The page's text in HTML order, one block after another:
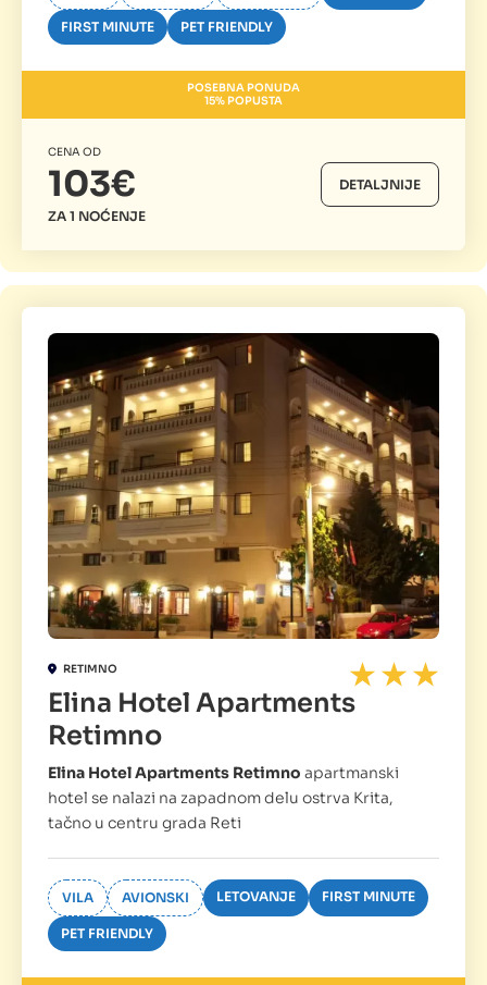
FIRST MINUTE PET FRIENDLY
POSEBNA PONUDA
15% POPUSTA
CENA OD
103€
ZA 1 NOĆENJE
DETALJNIJE
RETIMNO
Elina Hotel Apartments
Retimno
Elina Hotel Apartments Retimno apartmanski
hotel se nalazi na zapadnom delu ostrva Krita,
tačno u centru grada Reti
VILA AVIONSKI LETOVANJE FIRST MINUTE
PET FRIENDLY